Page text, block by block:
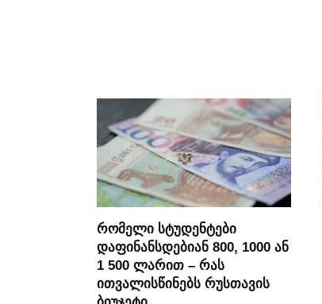
რომელი სტუდენტები
დაფინანსდებიან 800, 1000 ან
1 500 ლარით – რას
ითვალისწინებს რუსთავის